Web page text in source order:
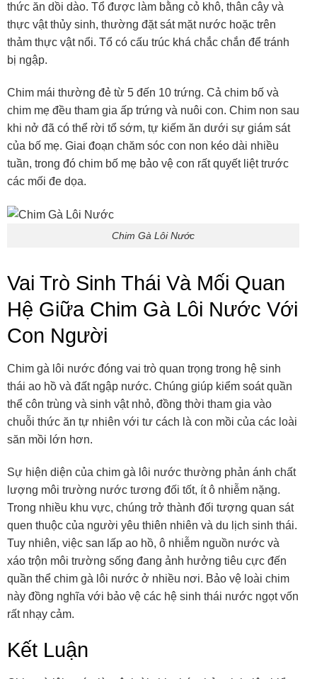
thức ăn dồi dào. Tổ được làm bằng cỏ khô, thân cây và
thực vật thủy sinh, thường đặt sát mặt nước hoặc trên
thảm thực vật nổi. Tổ có cấu trúc khá chắc chắn để tránh
bị ngập.
Chim mái thường đẻ từ 5 đến 10 trứng. Cả chim bố và
chim mẹ đều tham gia ấp trứng và nuôi con. Chim non sau
khi nở đã có thể rời tổ sớm, tự kiếm ăn dưới sự giám sát
của bố mẹ. Giai đoạn chăm sóc con non kéo dài nhiều
tuần, trong đó chim bố mẹ bảo vệ con rất quyết liệt trước
các mối đe dọa.
Chim Gà Lôi Nước
Vai Trò Sinh Thái Và Mối Quan
Hệ Giữa Chim Gà Lôi Nước Với
Con Người
Chim gà lôi nước đóng vai trò quan trọng trong hệ sinh
thái ao hồ và đất ngập nước. Chúng giúp kiểm soát quần
thể côn trùng và sinh vật nhỏ, đồng thời tham gia vào
chuỗi thức ăn tự nhiên với tư cách là con mồi của các loài
săn mồi lớn hơn.
Sự hiện diện của chim gà lôi nước thường phản ánh chất
lượng môi trường nước tương đối tốt, ít ô nhiễm nặng.
Trong nhiều khu vực, chúng trở thành đối tượng quan sát
quen thuộc của người yêu thiên nhiên và du lịch sinh thái.
Tuy nhiên, việc san lấp ao hồ, ô nhiễm nguồn nước và
xáo trộn môi trường sống đang ảnh hưởng tiêu cực đến
quần thể chim gà lôi nước ở nhiều nơi. Bảo vệ loài chim
này đồng nghĩa với bảo vệ các hệ sinh thái nước ngọt vốn
rất nhạy cảm.
Kết Luận